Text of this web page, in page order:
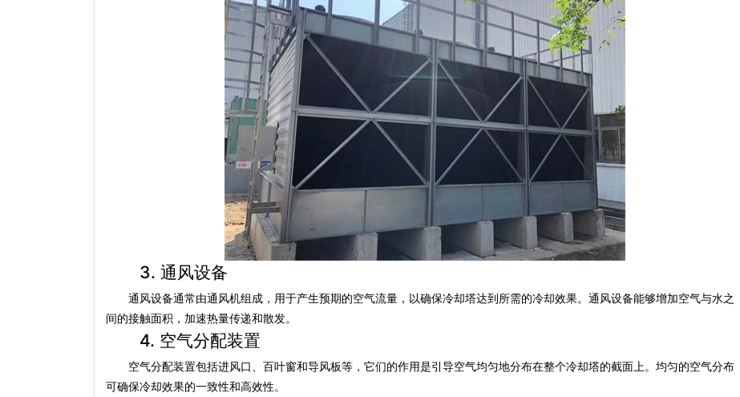
3. 通风设备
通风设备通常由通风机组成，用于产生预期的空气流量，以确保冷却塔达到所需的冷却效果。通风设备能够增加空气与水之
间的接触面积，加速热量传递和散发。
4. 空气分配装置
空气分配装置包括进风口、百叶窗和导风板等，它们的作用是引导空气均匀地分布在整个冷却塔的截面上。均匀的空气分布
可确保冷却效果的一致性和高效性。